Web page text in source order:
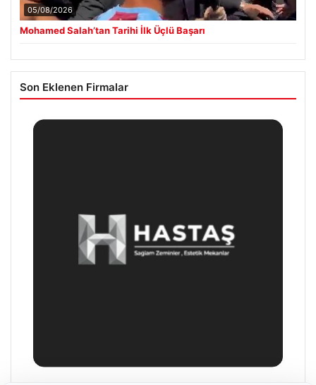
05/08/2026
Mohamed Salah’tan Tarihi İlk Üçlü Başarı
Son Eklenen Firmalar